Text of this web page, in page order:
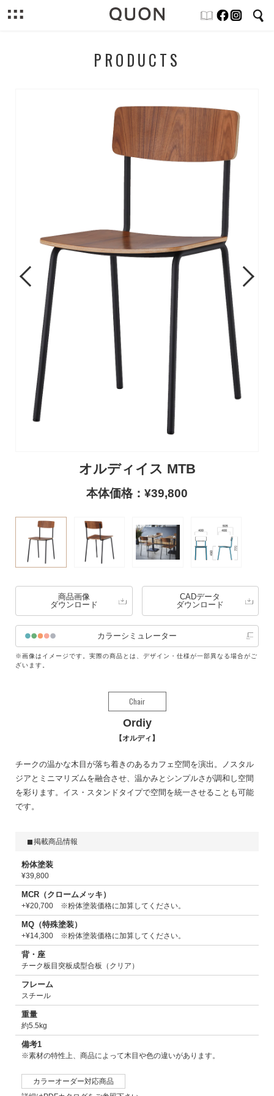
PRODUCTS
Previous
オルディイス MTB
本体価格：¥39,800
Next
商品画像
ダウンロード
CADデータ
ダウンロード
カラーシミュレーター
※画像はイメージです。実際の商品とは、デザイン・仕様が一部異なる場合がご
ざいます。
Chair
Ordiy
オルディ
チークの温かな木目が落ち着きのあるカフェ空間を演出。ノスタル
ジアとミニマリズムを融合させ、温かみとシンプルさが調和し空間
を彩ります。イス・スタンドタイプで空間を統一させることも可能
です。
掲載商品情報
粉体塗装
¥39,800
MCR（クロームメッキ）
+¥20,700 ※粉体塗装価格に加算してください。
MQ（特殊塗装）
+¥14,300 ※粉体塗装価格に加算してください。
背・座
チーク板目突板成型合板（クリア）
フレーム
スチール
重量
約5.5kg
備考1
※素材の特性上、商品によって木目や色の違いがあります。
カラーオーダー対応商品